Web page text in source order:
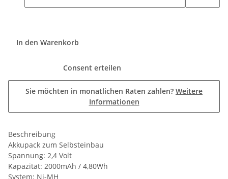
In den Warenkorb
Consent erteilen
Sie möchten in monatlichen Raten zahlen? Weitere
Informationen
Beschreibung
Akkupack zum Selbsteinbau
Spannung: 2,4 Volt
Kapazität: 2000mAh / 4,80Wh
System: Ni-MH